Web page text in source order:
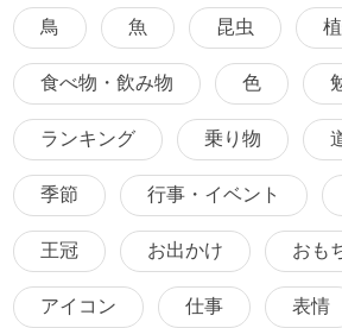
鳥 魚 昆虫
食べ物・飲み物 色
ランキング 乗り物
季節 行事・イベント
王冠 お出かけ おも
アイコン 仕事 表情